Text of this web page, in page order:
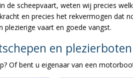
de scheepvaart, weten wij precies
en precies het rekvermogen dat
plezierige vaart en goede vangst.
en plezierboten
Of bent u eigenaar van een